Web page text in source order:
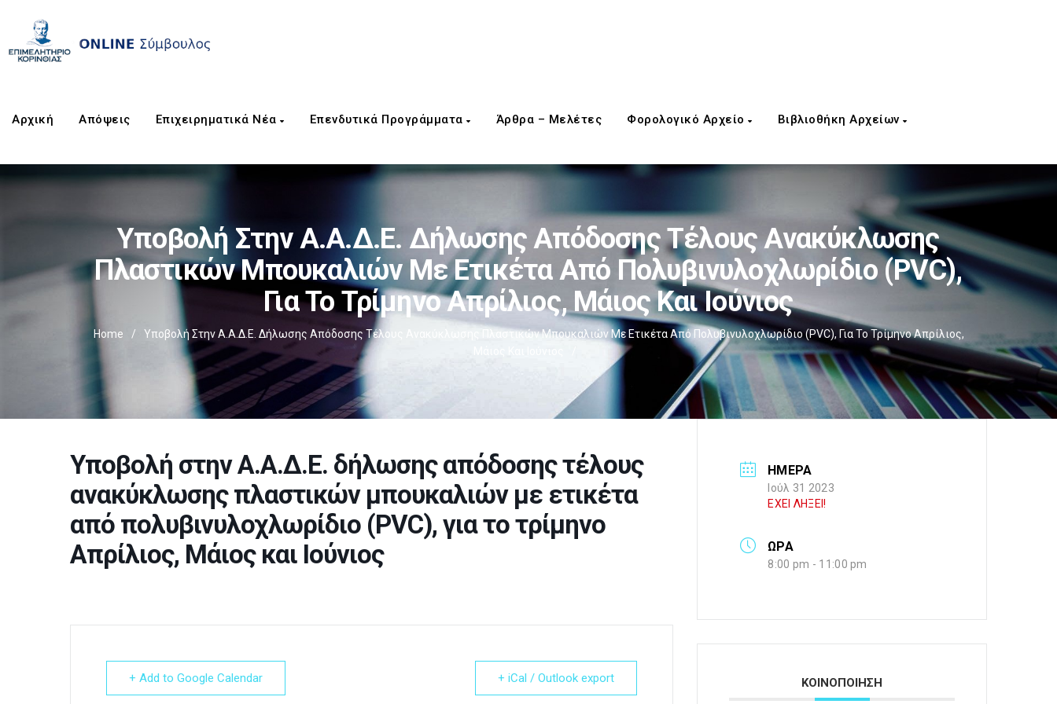
Αρχική Απόψεις Επιχειρηματικά Νέα Επενδυτικά Προγράμματα Άρθρα – Μελέτες Φορολογικό Αρχείο Βιβλιοθήκη Αρχείων
Υποβολή Στην Α.Α.Δ.Ε. Δήλωσης Απόδοσης Τέλους Ανακύκλωσης
Πλαστικών Μπουκαλιών Με Ετικέτα Από Πολυβινυλοχλωρίδιο (PVC),
Για Το Τρίμηνο Απρίλιος, Μάιος Και Ιούνιος
Home /
Υποβολή Στην Α.Α.Δ.Ε. Δήλωσης Απόδοσης Τέλους Ανακύκλωσης Πλαστικών Μπουκαλιών Με Ετικέτα Από Πολυβινυλοχλωρίδιο (PVC), Για Το Τρίμηνο Απρίλιος,
Υποβολή στην Α.Α.Δ.Ε. δήλωσης απόδοσης τέλους
ανακύκλωσης πλαστικών μπουκαλιών με ετικέτα
από πολυβινυλοχλωρίδιο (PVC), για το τρίμηνο
Απρίλιος, Μάιος και Ιούνιος
+ Add to Google Calendar + iCal / Outlook export
ΗΜΕΡΑ
Ιούλ 31 2023
ΕΧΕΙ ΛΗΞΕΙ!
ΩΡΑ
8:00 pm - 11:00 pm
ΚΟΙΝΟΠΟΙΗΣΗ